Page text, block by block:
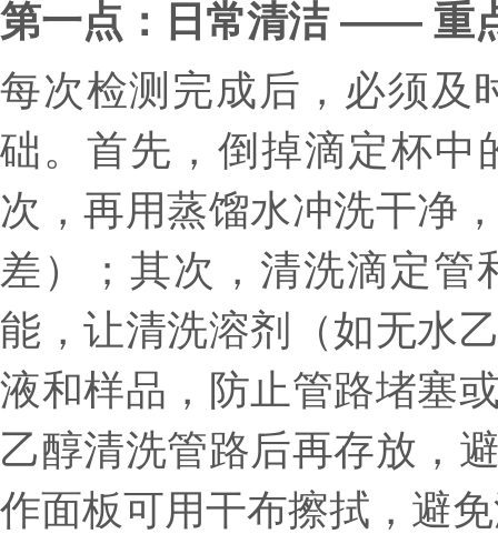
第一点：日常清洁 —— 重
每次检测完成后，必须及
础。首先，倒掉滴定杯中
次，再用蒸馏水冲洗干净
差）；其次，清洗滴定
能，让清洗溶剂（如无水
液和样品，防止管路堵塞
乙醇清洗管路后再存放，
作面板可用干布擦拭，避